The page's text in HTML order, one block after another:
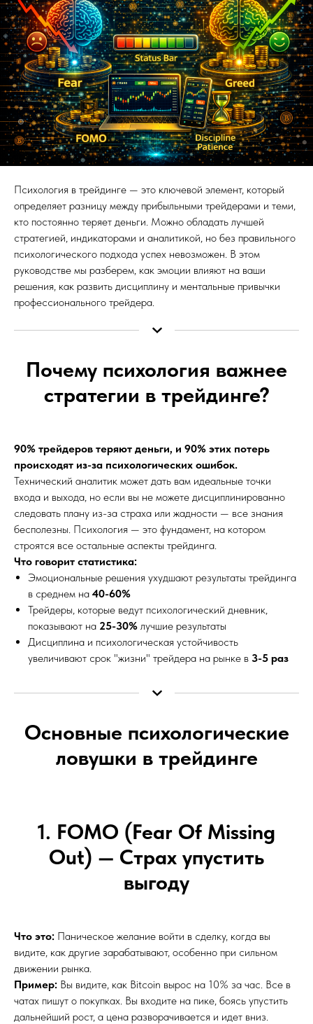
Психология в трейдинге — это ключевой элемент, который
определяет разницу между прибыльными трейдерами и теми,
кто постоянно теряет деньги. Можно обладать лучшей
стратегией, индикаторами и аналитикой, но без правильного
психологического подхода успех невозможен. В этом
руководстве мы разберем, как эмоции влияют на ваши
решения, как развить дисциплину и ментальные привычки
профессионального трейдера.
Почему психология важнее
стратегии в трейдинге?
90% трейдеров теряют деньги, и 90% этих потерь
происходят из-за психологических ошибок.
Технический аналитик может дать вам идеальные точки
входа и выхода, но если вы не можете дисциплинированно
следовать плану из-за страха или жадности — все знания
бесполезны. Психология — это фундамент, на котором
строятся все остальные аспекты трейдинга.
Что говорит статистика:
Эмоциональные решения ухудшают результаты трейдинга
в среднем на 40-60%
Трейдеры, которые ведут психологический дневник,
показывают на 25-30% лучшие результаты
Дисциплина и психологическая устойчивость
увеличивают срок "жизни" трейдера на рынке в 3-5 раз
Основные психологические
ловушки в трейдинге
1. FOMO (Fear Of Missing
Out) — Страх упустить
выгоду
Что это: Паническое желание войти в сделку, когда вы
видите, как другие зарабатывают, особенно при сильном
движении рынка.
Пример: Вы видите, как Bitcoin вырос на 10% за час. Все в
чатах пишут о покупках. Вы входите на пике, боясь упустить
дальнейший рост, а цена разворачивается и идет вниз.